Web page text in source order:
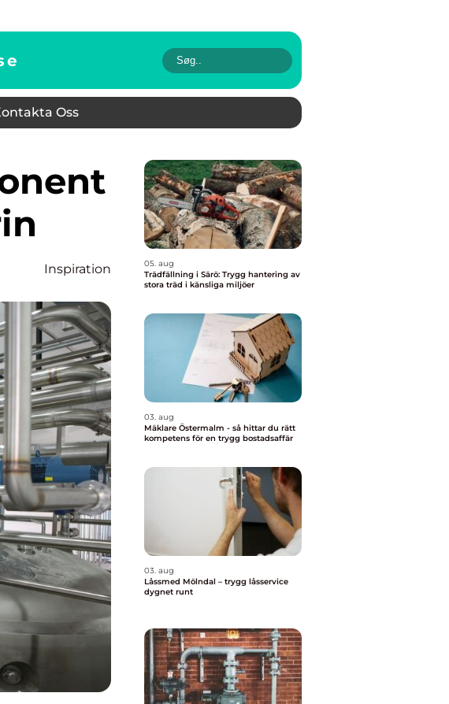
Oss
Inspiration
05. aug
Trädfällning i Särö: Trygg hantering av
stora träd i känsliga miljöer
03. aug
Mäklare Östermalm - så hittar du rätt
kompetens för en trygg bostadsaffär
03. aug
Låssmed Mölndal – trygg låsservice
dygnet runt